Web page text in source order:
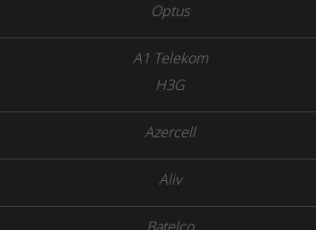
Optus
A1 Telekom
H3G
Azercell
Aliv